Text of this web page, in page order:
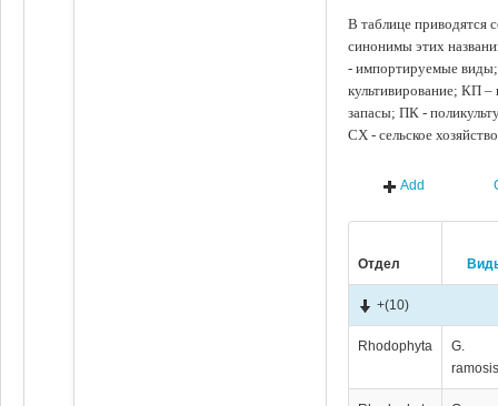
В таблице приводятся
синонимы этих
- импортируемые
культивирование; КП
запасы; ПК -
СХ - сельское
Add
Отдел
+(10)
Rhodophyta
G.